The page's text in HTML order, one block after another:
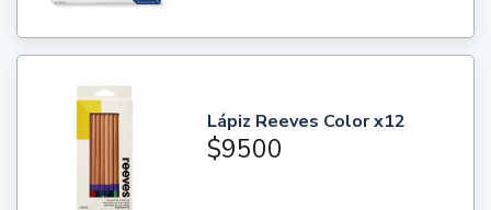
Lápiz Reeves Color x12
$9500